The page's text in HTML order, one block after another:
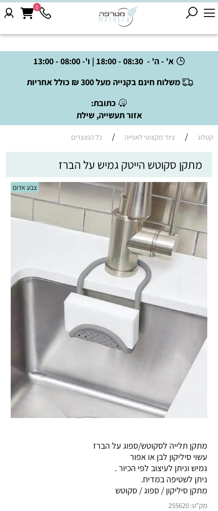
א' - ה' - 08:30 - 18:00 | ו'- 08:00 - 13:00
משלוח חינם בקנייה מעל 300 ₪ כולל אחריות
כתובת:
אזור תעשייה, שילת
0
קטלוג / ציוד מקצועי לאפייה / כל המוצרים
מתקן סקוטש הייטק גמיש על הברז
צבע אדום
מתקן תלייה לסקוטש/ספוג על הברז
עשוי סיליקון לבן או אפור
גמיש וניתן לעיצוב לפי הכיור .
ניתן לשטיפה במדיח.
מתקן סיליקון / ספוג / סקוטש
מק"ט: 255620